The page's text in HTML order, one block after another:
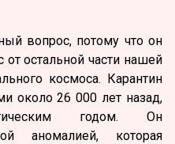
вопрос, потому что он
от остальной части нашей
космоса. Карантин
около 26 000 лет назад,
годом. Он
аномалией, которая